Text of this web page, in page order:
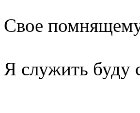
Свое
Я служить буду